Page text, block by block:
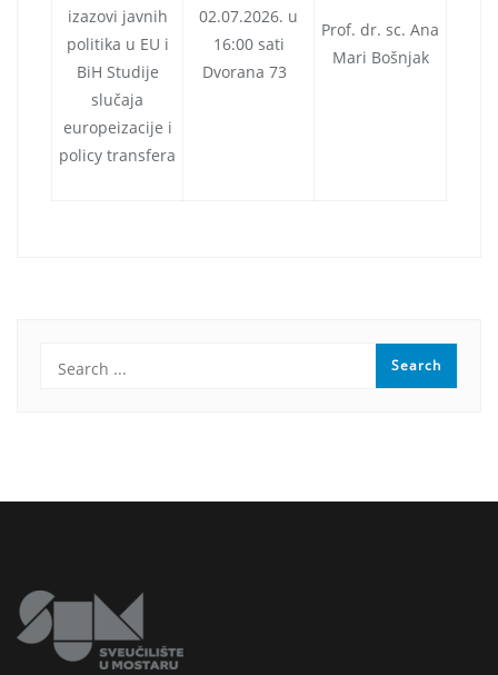
izazovi javnih
politika u EU i
BiH Studije
slučaja
europeizacije i
policy transfera
02.07.2026. u
16:00 sati
Dvorana 73
Prof. dr. sc. Ana
Mari Bošnjak